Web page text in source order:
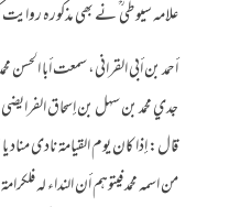
علامہ سیوطی ؒ نے بھی مذکورہ
أحمد بن أبي القراني، سمعت أبا
جدي محمد بن سهل بن إسحاق الفرايضي
قال: إذا كان يوم القيامة نادى مناد
من اسمه محمد فيتوهم أن النداء له